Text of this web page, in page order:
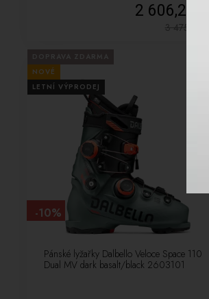
2 606,25 Kč
3 475,00
NOVÉ
LETNÍ VÝPRODEJ
Pánské lyžařky Dalbello Veloce Space 110
Dual MV dark basalt/black 2603101
-10%